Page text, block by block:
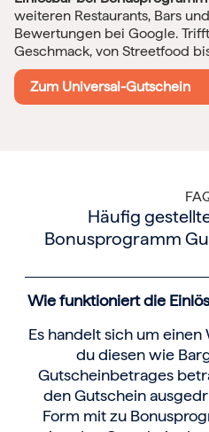
weiteren Restaurants, Bars
Bewertungen bei Google.
Geschmack, von Streetfood
Zum Universal-Gutschein
Häufig
Bonusprogramm
Wie funktioniert die
Es handelt sich um
du diesen wie
Gutscheinbetrages
den Gutschein
Form mit zu